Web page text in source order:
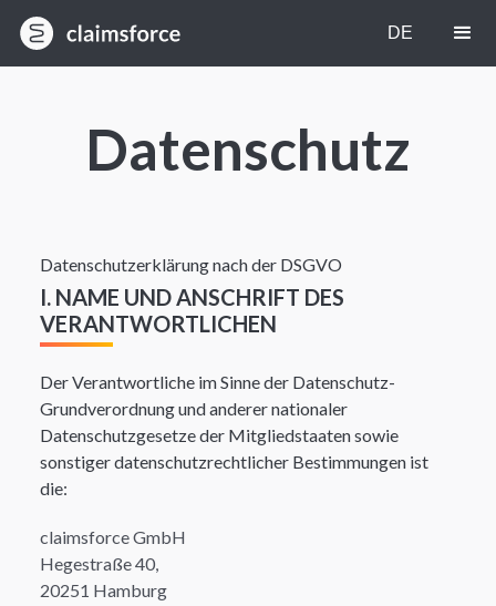
DE
Datenschutz
Datenschutzerklärung nach der DSGVO​​
I. NAME UND ANSCHRIFT DES
VERANTWORTLICHEN
Der Verantwortliche im Sinne der Datenschutz-
Grundverordnung und anderer nationaler
Datenschutzgesetze der Mitgliedstaaten sowie
sonstiger datenschutzrechtlicher Bestimmungen ist
die:
claimsforce GmbH
Hegestraße 40,
20251 Hamburg